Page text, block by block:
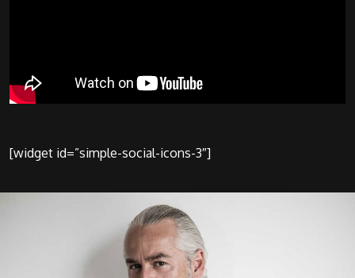
[widget id=”simple-social-icons-3″]